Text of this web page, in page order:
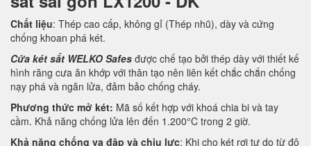
Chất liệu: Thép cao cấp, không gỉ (Thép nhũ), dày và cứng
chống khoan phá két.
Cửa két sắt WELKO Safes được chế tạo bởi thép dày với thiết kế
hình răng cưa ăn khớp với thân tạo nên liên kết chắc chắn chống
nạy phá và ngăn lửa, đảm bảo chống cháy.
Phương thức mở két: Mã số kết hợp với khoá chia bi và tay
cầm. Khả năng chống lửa lên đến 1.200°C trong 2 giờ.
Khả năng chống va đập và chịu lực: Khi cho két rơi tự do từ độ